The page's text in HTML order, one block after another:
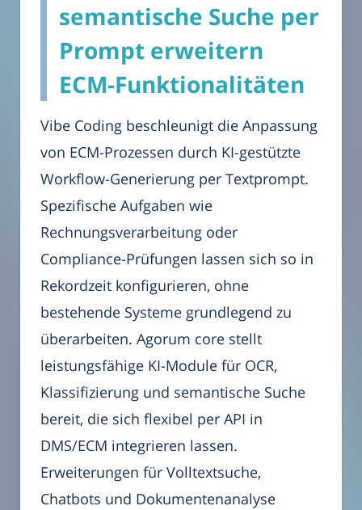
semantische Suche per
Prompt erweitern
ECM-Funktionalitäten
Vibe Coding beschleunigt die Anpassung
von ECM-Prozessen durch KI-gestützte
Workflow-Generierung per Textprompt.
Spezifische Aufgaben wie
Rechnungsverarbeitung oder
Compliance-Prüfungen lassen sich so in
Rekordzeit konfigurieren, ohne
bestehende Systeme grundlegend zu
überarbeiten. Agorum core stellt
leistungsfähige KI-Module für OCR,
Klassifizierung und semantische Suche
bereit, die sich flexibel per API in
DMS/ECM integrieren lassen.
Erweiterungen für Volltextsuche,
Chatbots und Dokumentenanalyse